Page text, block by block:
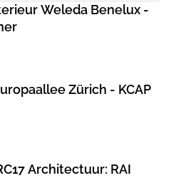
Weleda Benelux -
Zürich - KCAP
Architectuur: RAI